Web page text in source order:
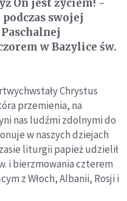
On jest życiem! -
swojej
w Bazylice św.
Chrystus
przemienia, na
nas ludźmi zdolnymi do
w naszych dziejach
liturgii papież udzielił
i bierzmowania czterem
z Włoch, Albanii, Rosji i